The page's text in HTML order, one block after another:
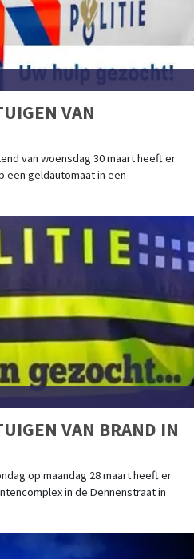
VAN
van woensdag 30 maart heeft er
een geldautomaat in een
VAN BRAND IN
op maandag 28 maart heeft er
in de Dennenstraat in